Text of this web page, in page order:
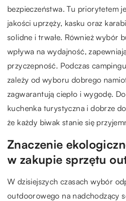
bezpieczeństwa. Tu priorytetem
jakości uprzęży, kasku oraz
solidne i trwałe. Również wybór
wpływa na wydajność,
przyczepność. Podczas
zależy od wyboru dobrego
zagwarantują ciepło i wygodę.
kuchenka turystyczna i dobrze
że każdy biwak stanie się
Znaczenie
w zakupie sprzętu
W dzisiejszych czasach wybór
outdoorowego na nadchodzący